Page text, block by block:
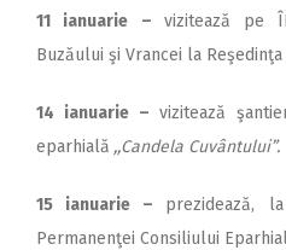
11 ianuarie – vizitează pe
Buzăului şi Vrancei la
14 ianuarie – vizitează
eparhială ,,Candela Cuvântului”.
15 ianuarie – prezidează,
Permanenţei Consiliului